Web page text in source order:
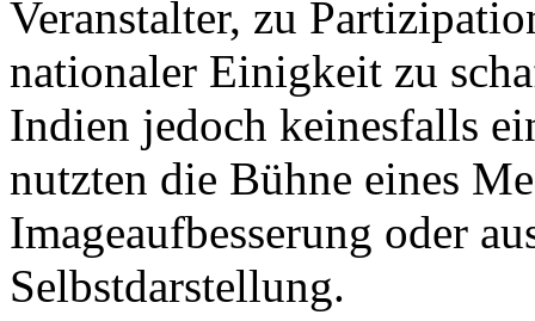
Veranstalter, zu
nationaler Einigkeit zu
Indien jedoch keinesfalls
nutzten die Bühne eines
Imageaufbesserung oder
Selbstdarstellung.